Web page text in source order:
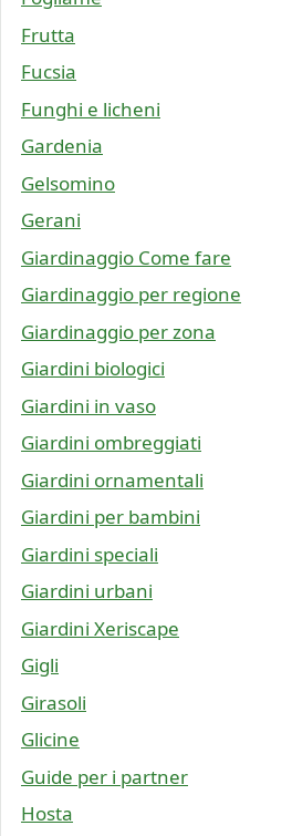
Frutta
Fucsia
Funghi e licheni
Gardenia
Gelsomino
Gerani
Giardinaggio Come fare
Giardinaggio per regione
Giardinaggio per zona
Giardini biologici
Giardini in vaso
Giardini ombreggiati
Giardini ornamentali
Giardini per bambini
Giardini speciali
Giardini urbani
Giardini Xeriscape
Gigli
Girasoli
Glicine
Guide per i partner
Hosta